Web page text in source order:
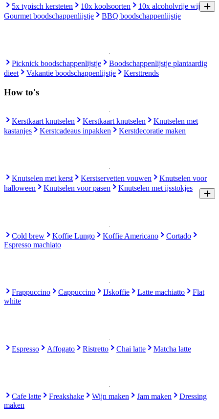
5x typisch kersteten 10x koolsoorten
10x alcoholvrije wijn
Gourmet boodschappenlijstje
BBQ boodschappenlijstje
Picknick boodschappenlijstje
Boodschappenlijstje plantaardig
dieet
Vakantie boodschappenlijstje Kersttrends
How to's
Kerstkaart knutselen Kerstkaart knutselen
Knutselen met
kastanjes
Kerstcadeaus inpakken Kerstdecoratie maken
Knutselen met kerst Kerstservetten vouwen
Knutselen voor
halloween
Knutselen voor pasen Knutselen met ijsstokjes
Cold brew Koffie Lungo Koffie Americano
Cortado
Espresso machiato
Frappuccino Cappuccino IJskoffie Latte machiatto
Flat
white
Espresso Affogato Ristretto Chai latte Matcha latte
Cafe latte Freakshake Wijn maken Jam maken
Dressing
maken